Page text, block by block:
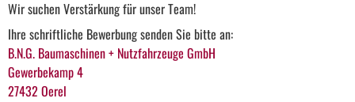
Wir suchen Verstärkung für unser Team!
Ihre schriftliche Bewerbung senden Sie bitte an:
B.N.G. Baumaschinen + Nutzfahrzeuge GmbH
Gewerbekamp 4
27432 Oerel